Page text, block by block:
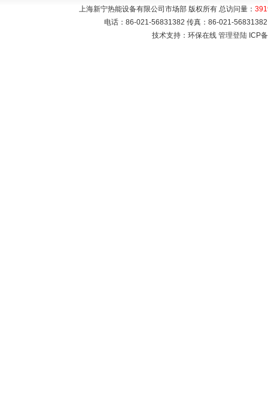
上海新宁热能设备有限公司市场部 版权所有 总访问量：
电话：86-021-56831382 传真：86-021-
技术支持：环保在线 管理登陆 ICP